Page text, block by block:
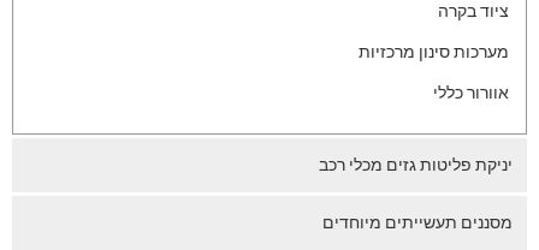
ציוד בקרה
מערכות סינון מרכזיות
אוורור כללי
יניקת פליטות גזים מכלי רכב
מסננים תעשייתים מיוחדים